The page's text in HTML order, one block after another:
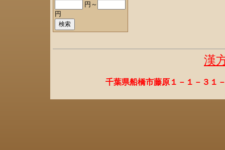
円～
円
漢
千葉県船橋市藤原１－１－３１